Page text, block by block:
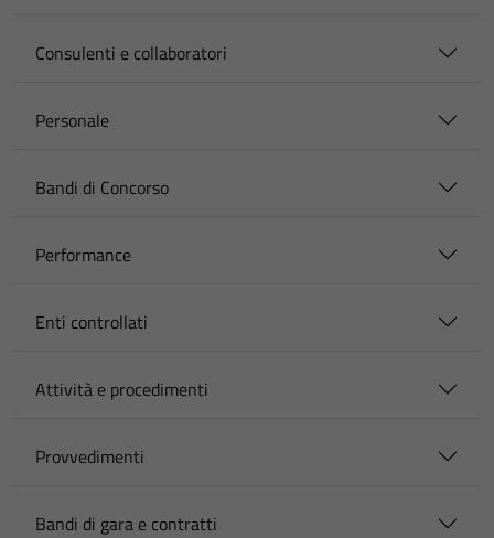
Consulenti e collaboratori
Personale
Bandi di Concorso
Performance
Enti controllati
Attività e procedimenti
Provvedimenti
Bandi di gara e contratti